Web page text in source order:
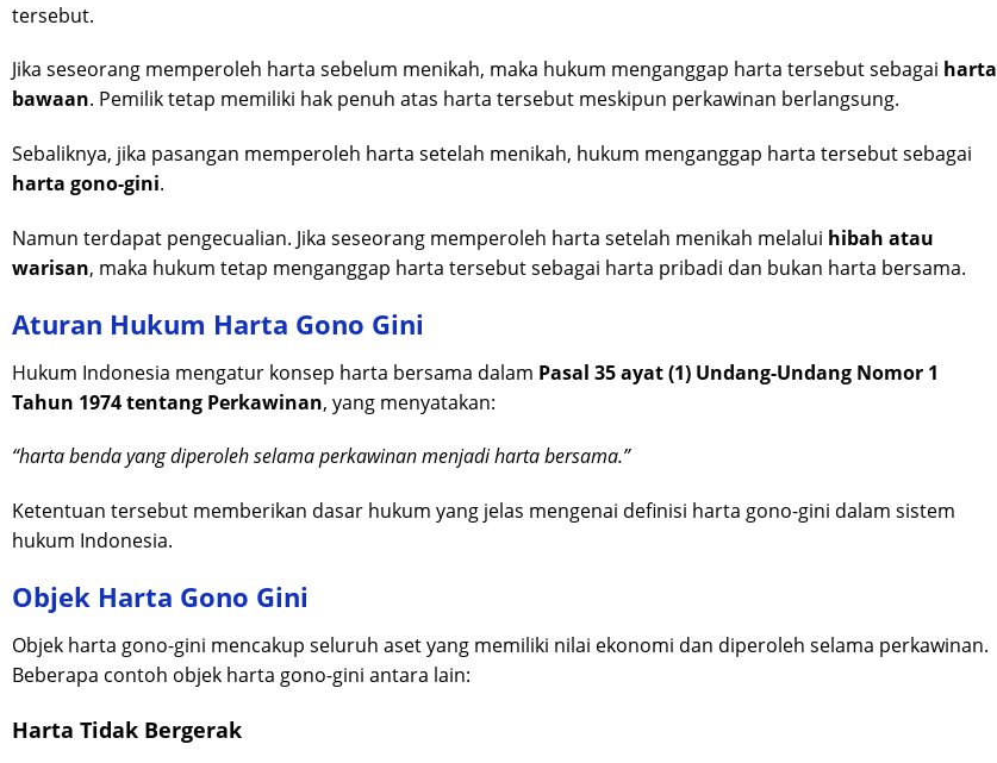
tersebut.
Jika seseorang memperoleh harta sebelum menikah, maka hukum menganggap harta tersebut sebagai harta
bawaan. Pemilik tetap memiliki hak penuh atas harta tersebut meskipun perkawinan berlangsung.
Sebaliknya, jika pasangan memperoleh harta setelah menikah, hukum menganggap harta tersebut sebagai
harta gono-gini.
Namun terdapat pengecualian. Jika seseorang memperoleh harta setelah menikah melalui hibah atau
warisan, maka hukum tetap menganggap harta tersebut sebagai harta pribadi dan bukan harta bersama.
Aturan Hukum Harta Gono Gini
Hukum Indonesia mengatur konsep harta bersama dalam Pasal 35 ayat (1) Undang-Undang Nomor 1
Tahun 1974 tentang Perkawinan, yang menyatakan:
“harta benda yang diperoleh selama perkawinan menjadi harta bersama.”
Ketentuan tersebut memberikan dasar hukum yang jelas mengenai definisi harta gono-gini dalam sistem
hukum Indonesia.
Objek Harta Gono Gini
Objek harta gono-gini mencakup seluruh aset yang memiliki nilai ekonomi dan diperoleh selama perkawinan.
Beberapa contoh objek harta gono-gini antara lain:
Harta Tidak Bergerak